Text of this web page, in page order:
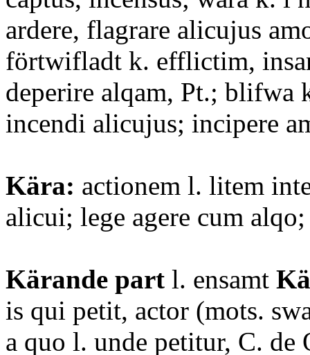
ardere, flagrare alicujus
förtwifladt k. efflictim,
deperire alqam, Pt.; blifwa
incendi alicujus; incipere
Kära: actionem l. litem
alicui; lege agere cum
Kärande part l. ensamt
is qui petit, actor (mots.
a quo l. unde petitur, C. de